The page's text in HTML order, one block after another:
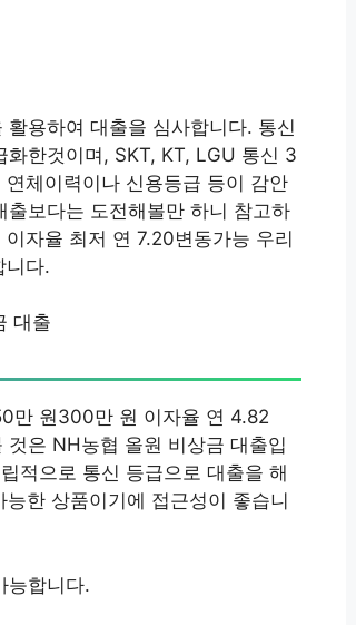
용하여 대출을 심사합니다. 통신
한것이며, SKT, KT, LGU 통신 3
체이력이나 신용등급 등이 감안
보다는 도전해볼만 하니 참고하
자율 최저 연 7.20변동가능 우리
니다.
대출
만 원300만 원 이자율 연 4.82
은 NH농협 올원 비상금 대출입
적으로 통신 등급으로 대출을 해
한 상품이기에 접근성이 좋습니
능합니다.